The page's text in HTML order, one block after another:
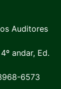
Auditores
andar, Ed.
6573